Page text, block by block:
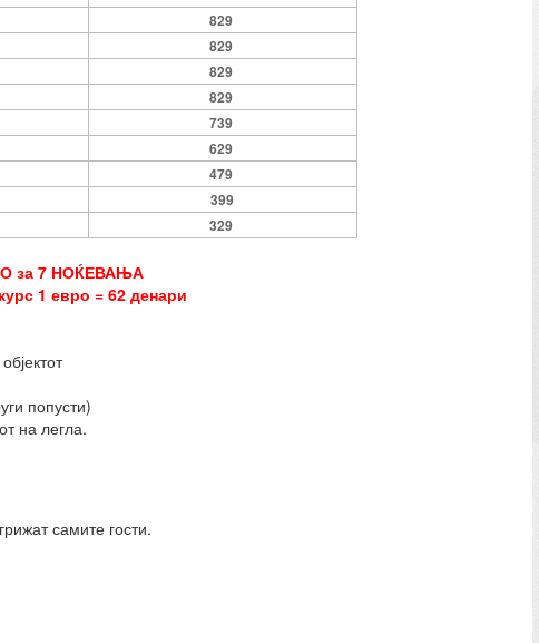
829
829
829
829
739
629
479
399
329
за 7 НОЌЕВАЊА
1 евро = 62 денари
попусти)
на легла.
самите гости.